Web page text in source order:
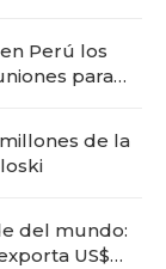
Perú los
para
de la
del mundo:
US$